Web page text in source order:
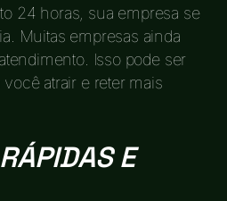
24 horas, sua empresa se
Muitas empresas ainda
Isso pode ser
atrair e reter mais
E